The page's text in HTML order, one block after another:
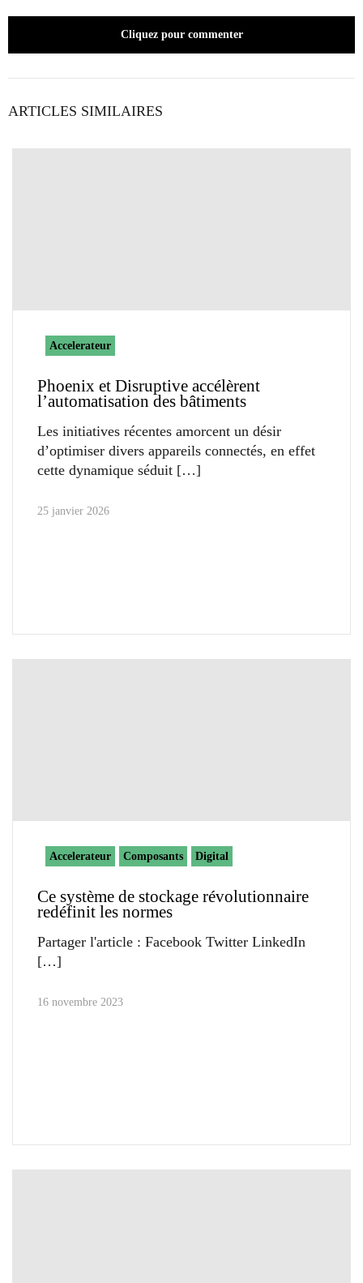
Cliquez pour commenter
ARTICLES SIMILAIRES
Accelerateur
Phoenix et Disruptive accélèrent
l’automatisation des bâtiments
Les initiatives récentes amorcent un désir
d’optimiser divers appareils connectés, en effet
cette dynamique séduit
25 janvier 2026
Accelerateur Composants Digital
Ce système de stockage révolutionnaire
redéfinit les normes
Partager l'article : Facebook Twitter LinkedIn
16 novembre 2023